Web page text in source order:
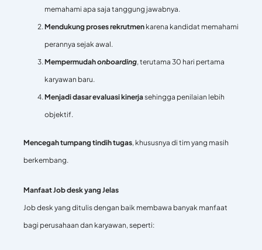
memahami apa saja tanggung jawabnya.
Mendukung proses rekrutmen karena kandidat memahami
perannya sejak awal.
Mempermudahonboarding, terutama 30 hari pertama
karyawan baru.
Menjadi dasar evaluasi kinerjasehingga penilaian lebih
objektif.
Mencegah tumpang tindih tugas, khususnya di tim yang masih
berkembang.
Manfaat Job desk yang Jelas
Job desk yang ditulis dengan baik membawa banyak manfaat
bagi perusahaan dan karyawan, seperti: